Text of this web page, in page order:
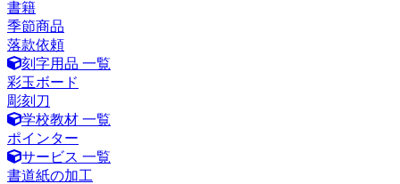
書籍
季節商品
落款依頼
刻字用品 一覧
彩玉ボード
彫刻刀
学校教材 一覧
ポインター
サービス 一覧
書道紙の加工